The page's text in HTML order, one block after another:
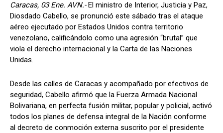
Caracas, 03 Ene. AVN.-El ministro de Interior, Justicia y Paz,
Diosdado Cabello, se pronunció este sábado tras el ataque
aéreo ejecutado por Estados Unidos contra territorio
venezolano, calificándolo como una agresión “brutal” que
viola el derecho internacional y la Carta de las Naciones
Unidas.
Desde las calles de Caracas y acompañado por efectivos de
seguridad, Cabello afirmó que la Fuerza Armada Nacional
Bolivariana, en perfecta fusión militar, popular y policial, activó
todos los planes de defensa integral de la Nación conforme
al decreto de conmoción externa suscrito por el presidente